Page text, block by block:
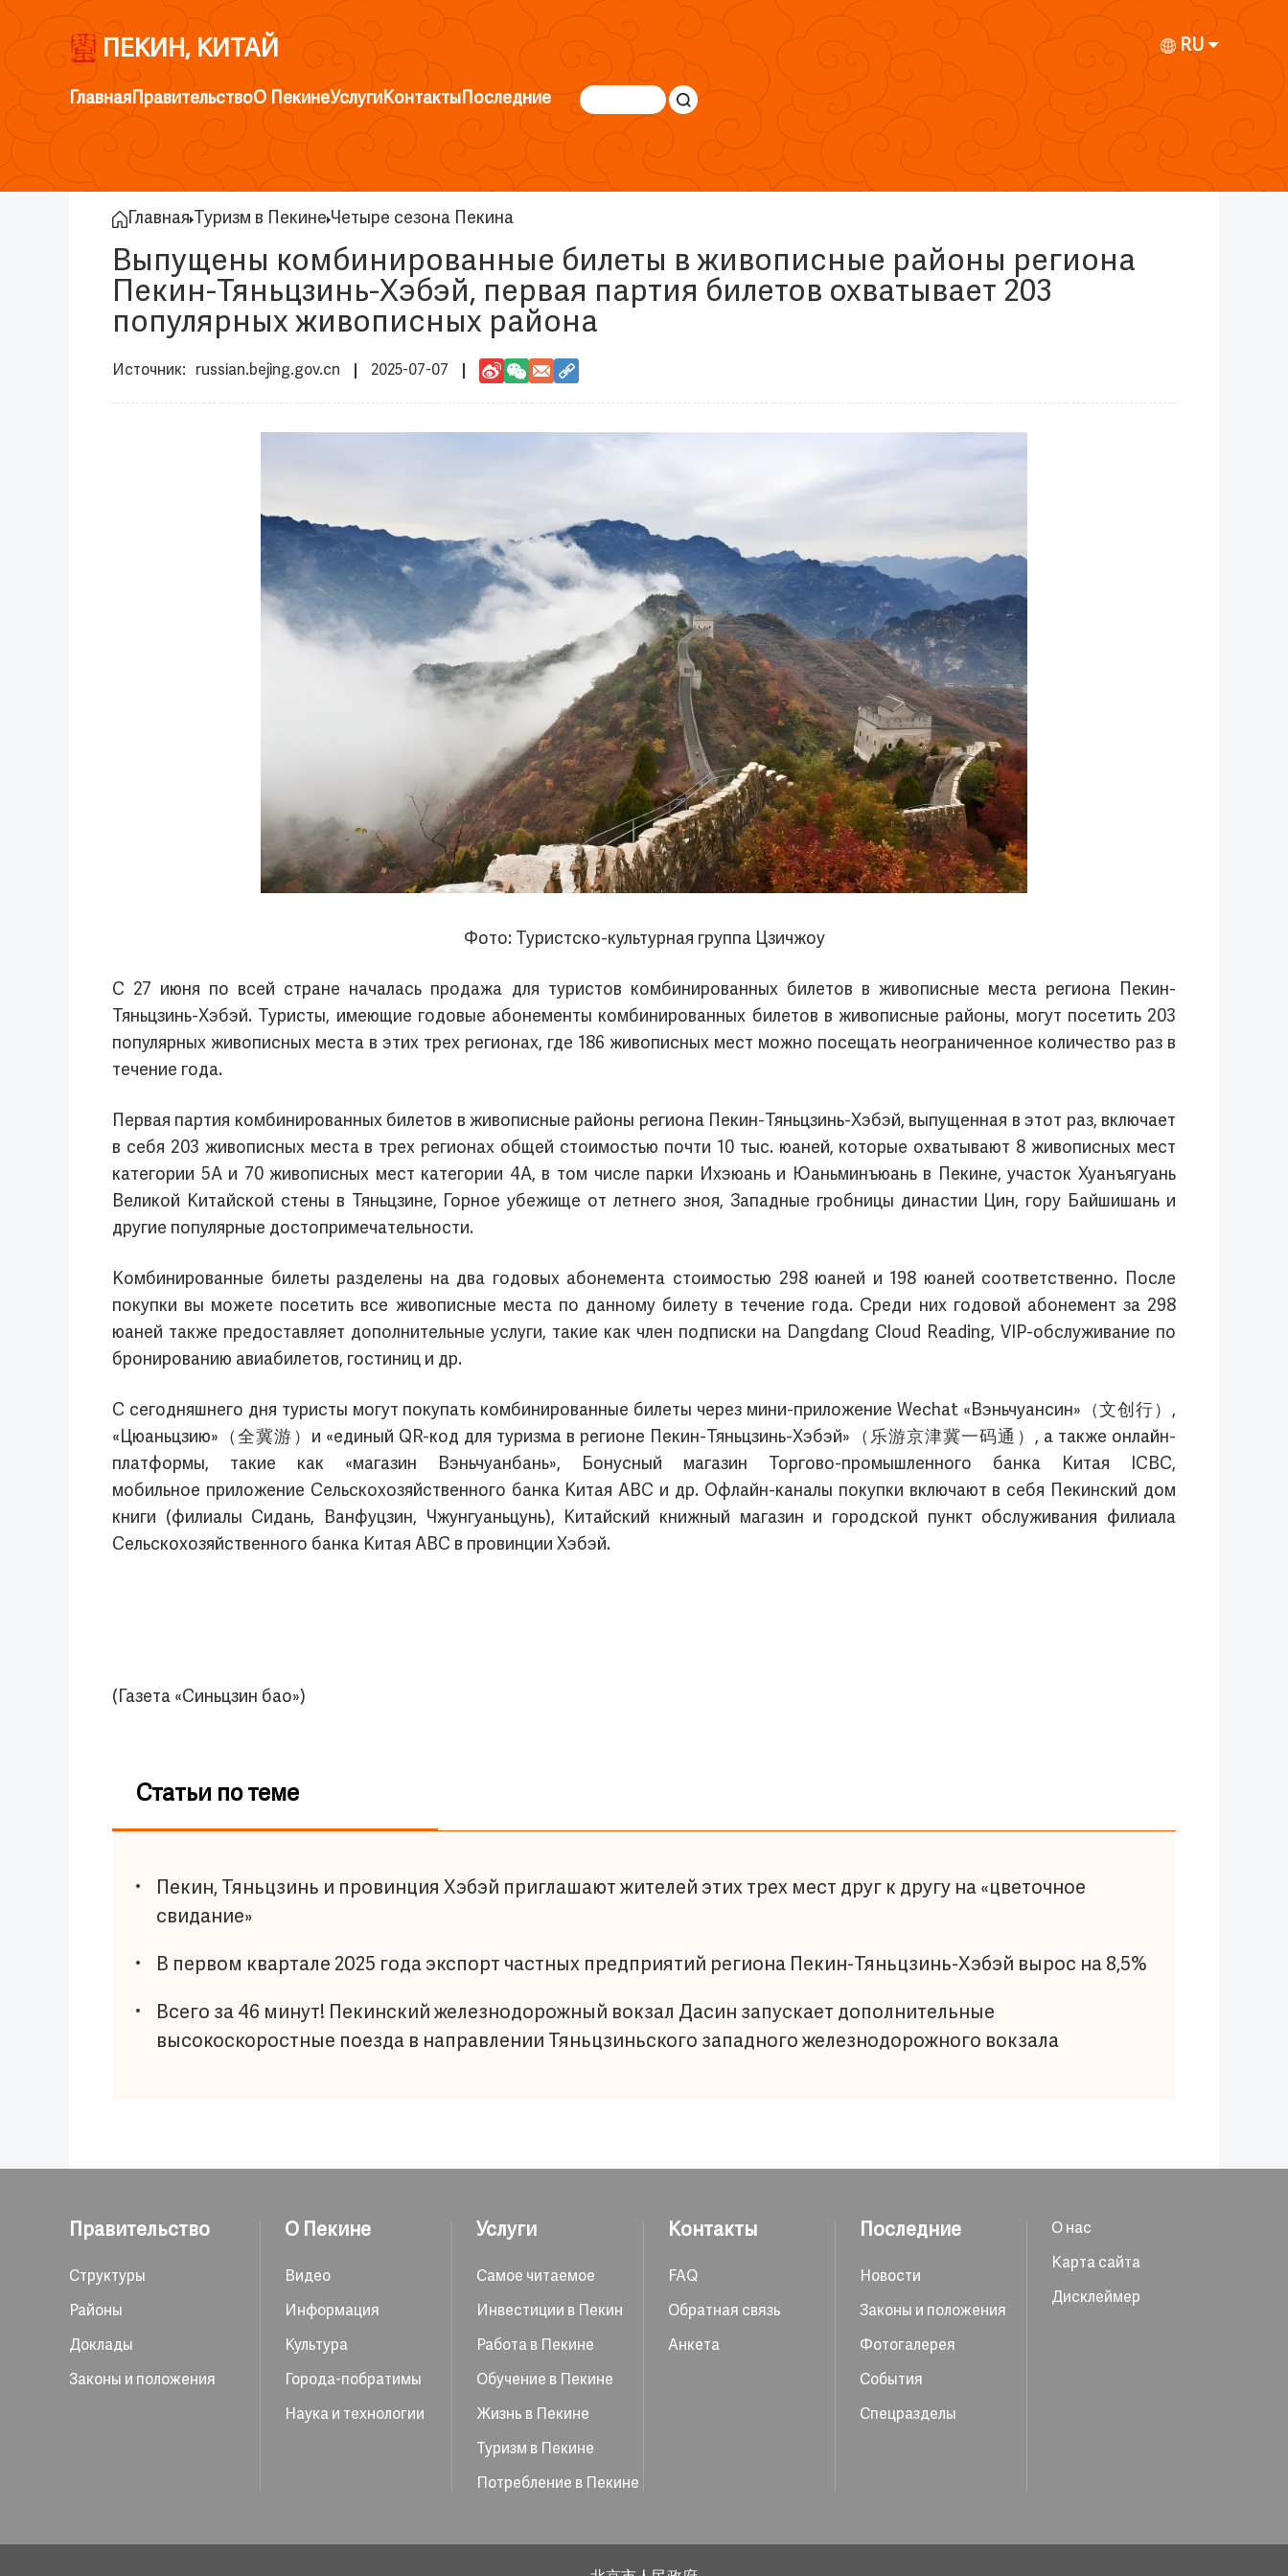
ПЕКИН, КИТАЙ RU
ГлавнаяПравительствоО ПекинеУслугиКонтактыПоследние
Главная Туризм в Пекине Четыре сезона Пекина
Выпущены комбинированные билеты в живописные районы региона
Пекин-Тяньцзинь-Хэбэй, первая партия билетов охватывает 203
популярных живописных района
russian.bejing.gov.cn 2025-07-07
Фото: Туристско-культурная группа Цзичжоу
С 27 июня по всей стране началась продажа для туристов комбинированных билетов в живописные места региона Пекин-
Тяньцзинь-Хэбэй. Туристы, имеющие годовые абонементы комбинированных билетов в живописные районы, могут посетить 203
популярных живописных места в этих трех регионах, где 186 живописных мест можно посещать неограниченное количество раз в
течение года.
Первая партия комбинированных билетов в живописные районы региона Пекин-Тяньцзинь-Хэбэй, выпущенная в этот раз, включает
в себя 203 живописных места в трех регионах общей стоимостью почти 10 тыс. юаней, которые охватывают 8 живописных мест
категории 5А и 70 живописных мест категории 4А, в том числе парки Ихэюань и Юаньминъюань в Пекине, участок Хуанъягуань
Великой Китайской стены в Тяньцзине, Горное убежище от летнего зноя, Западные гробницы династии Цин, гору Байшишань и
другие популярные достопримечательности.
Комбинированные билеты разделены на два годовых абонемента стоимостью 298 юаней и 198 юаней соответственно. После
покупки вы можете посетить все живописные места по данному билету в течение года. Среди них годовой абонемент за 298
юаней также предоставляет дополнительные услуги, такие как член подписки на Dangdang Cloud Reading, VIP-обслуживание по
бронированию авиабилетов, гостиниц и др.
С сегодняшнего дня туристы могут покупать комбинированные билеты через мини-приложение Wechat «Вэньчуансин»（文创行）,
«Цюаньцзию»（全冀游）и «единый QR-код для туризма в регионе Пекин-Тяньцзинь-Хэбэй»（乐游京津冀一码通）, а также онлайн-
платформы, такие как «магазин Вэньчуанбань», Бонусный магазин Торгово-промышленного банка Китая ICBC,
мобильное приложение Сельскохозяйственного банка Китая ABC и др. Офлайн-каналы покупки включают в себя Пекинский дом
книги (филиалы Сидань, Ванфуцзин, Чжунгуаньцунь), Китайский книжный магазин и городской пункт обслуживания филиала
Сельскохозяйственного банка Китая ABC в провинции Хэбэй.
(Газета «Синьцзин бао»)
Статьи по теме
Пекин, Тяньцзинь и провинция Хэбэй приглашают жителей этих трех мест друг к другу на «цветочное
свидание»
В первом квартале 2025 года экспорт частных предприятий региона Пекин-Тяньцзинь-Хэбэй вырос на 8,5%
Всего за 46 минут! Пекинский железнодорожный вокзал Дасин запускает дополнительные
высокоскоростные поезда в направлении Тяньцзиньского западного железнодорожного вокзала
Правительство
Структуры
Районы
Доклады
Законы и положения
О Пекине
Видео
Информация
Культура
Города-побратимы
Наука и технологии
Услуги
Самое читаемое
Инвестиции в Пекин
Работа в Пекине
Обучение в Пекине
Жизнь в Пекине
Туризм в Пекине
Потребление в Пекине
Контакты
FAQ
Обратная связь
Анкета
Последние
Новости
Законы и положения
Фотогалерея
События
Спецразделы
О нас
Карта сайта
Дисклеймер